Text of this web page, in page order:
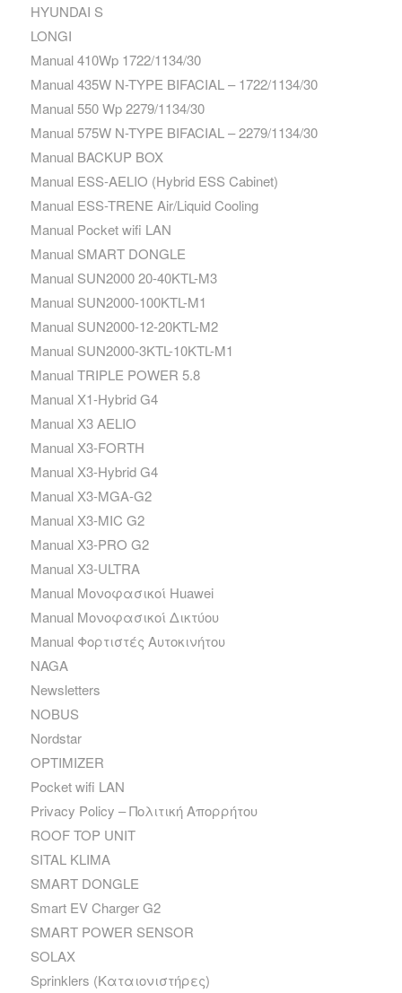
HYUNDAI S
LONGI
Manual 410Wp 1722/1134/30
Manual 435W N-TYPE BIFACIAL – 1722/1134/30
Manual 550 Wp 2279/1134/30
Manual 575W N-TYPE BIFACIAL – 2279/1134/30
Manual BACKUP BOX
Manual ESS-AELIO (Hybrid ESS Cabinet)
Manual ESS-TRENE Air/Liquid Cooling
Manual Pocket wifi LAN
Manual SMART DONGLE
Manual SUN2000 20-40KTL-M3
Manual SUN2000-100KTL-M1
Manual SUN2000-12-20KTL-M2
Manual SUN2000-3KTL-10KTL-M1
Manual TRIPLE POWER 5.8
Manual X1-Hybrid G4
Manual X3 AELIO
Manual X3-FORTH
Manual X3-Hybrid G4
Manual X3-MGA-G2
Manual X3-MIC G2
Manual X3-PRO G2
Manual X3-ULTRA
Manual Μονοφασικοί Huawei
Manual Μονοφασικοί Δικτύου
Manual Φορτιστές Αυτοκινήτου
NAGA
Newsletters
NOBUS
Nordstar
OPTIMIZER
Pocket wifi LAN
Privacy Policy – Πολιτική Απορρήτου
ROOF TOP UNIT
SITAL KLIMA
SMART DONGLE
Smart EV Charger G2
SMART POWER SENSOR
SOLAX
Sprinklers (Καταιονιστήρες)